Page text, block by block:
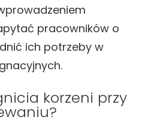
pracowników o
ich potrzeby w
korzeni przy